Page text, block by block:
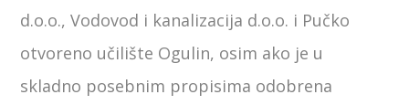
d.o.o., Vodovod i kanalizacija d.o.o. i Pučko
otvoreno učilište Ogulin, osim ako je u
skladno posebnim propisima odobrena